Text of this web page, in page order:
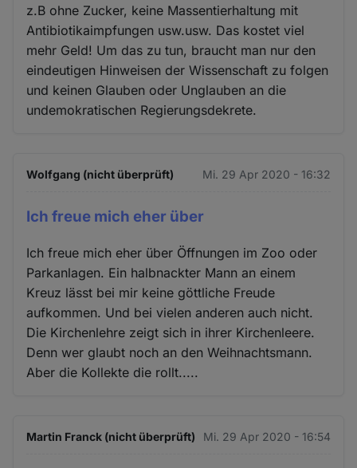
z.B ohne Zucker, keine Massentierhaltung mit
Antibiotikaimpfungen usw.usw. Das kostet viel
mehr Geld! Um das zu tun, braucht man nur den
eindeutigen Hinweisen der Wissenschaft zu folgen
und keinen Glauben oder Unglauben an die
undemokratischen Regierungsdekrete.
Wolfgang (nicht überprüft) Mi. 29 Apr 2020 - 16:32
Ich freue mich eher über
Ich freue mich eher über Öffnungen im Zoo oder
Parkanlagen. Ein halbnackter Mann an einem
Kreuz lässt bei mir keine göttliche Freude
aufkommen. Und bei vielen anderen auch nicht.
Die Kirchenlehre zeigt sich in ihrer Kirchenleere.
Denn wer glaubt noch an den Weihnachtsmann.
Aber die Kollekte die rollt.....
Martin Franck (nicht überprüft) Mi. 29 Apr 2020 - 16:54